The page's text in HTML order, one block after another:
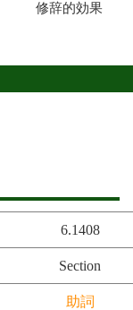
修辞的効果
6.1408
Section
助詞